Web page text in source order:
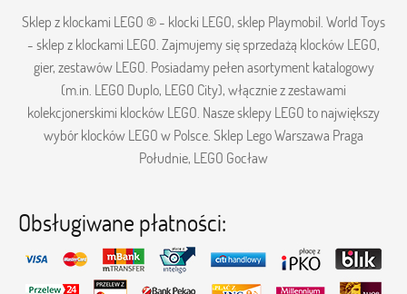
Sklep z klockami LEGO ® - klocki LEGO, sklep Playmobil. World Toys
- sklep z klockami LEGO. Zajmujemy się sprzedażą klocków LEGO,
gier, zestawów LEGO. Posiadamy pełen asortyment katalogowy
(m.in. LEGO Duplo, LEGO City), włącznie z zestawami
kolekcjonerskimi klocków LEGO. Nasze sklepy LEGO to największy
wybór klocków LEGO w Polsce. Sklep Lego Warszawa Praga
Południe, LEGO Gocław
Obsługiwane płatności: